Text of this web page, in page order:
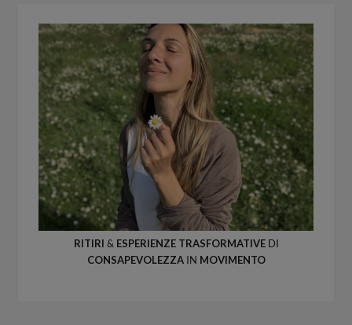
RITIRI & ESPERIENZE TRASFORMATIVEDI
CONSAPEVOLEZZAIN MOVIMENTO